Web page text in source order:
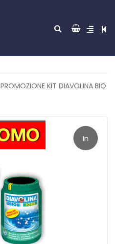
PROMOZIONE KIT DIAVOLINA BIO
In